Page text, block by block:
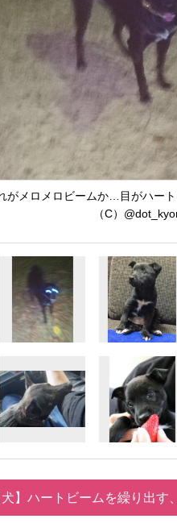
がメロメロビームか…目がハー
（C）
犬】ハートビームを繰り出